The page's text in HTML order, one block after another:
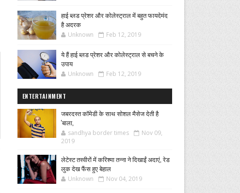
हाई ब्लड प्रेशर और कोलेस्ट्राल में बहुत फायदेमंद
है अदरक
Unknown Feb 12, 2019
ये हैं हाई ब्लड प्रेशर और कोलेस्ट्राल से बचने के
उपाय
Unknown Feb 12, 2019
ENTERTAINMENT
जबरदस्त कॉमेडी के साथ सोशल मैसेज देती है
'बाला,
sandhya border times
Nov 09,
2019
लेटेस्ट तस्वीरों में करिश्मा तन्ना ने दिखाईं अदाएं, रेड
लुक देख फैंस हुए बेहाल
Unknown Nov 04, 2019